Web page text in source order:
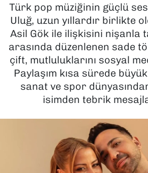
Türk pop müziğinin güçlü
Uluğ, uzun yıllardır birlikte
Asil Gök ile ilişkisini nişanla
arasında düzenlenen sade
çift, mutluluklarını sosyal
Paylaşım kısa sürede
sanat ve spor
isimden tebrik
MAGAZİN
POLİTİKA
SAĞLIK
SPOR
YAŞAM
YEREL YÖNETİMLER
Haber Arşivi